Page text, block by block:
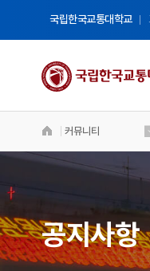
국립한국교통대학교
국립
철도
Welcome to
of
커뮤니티
공지사항